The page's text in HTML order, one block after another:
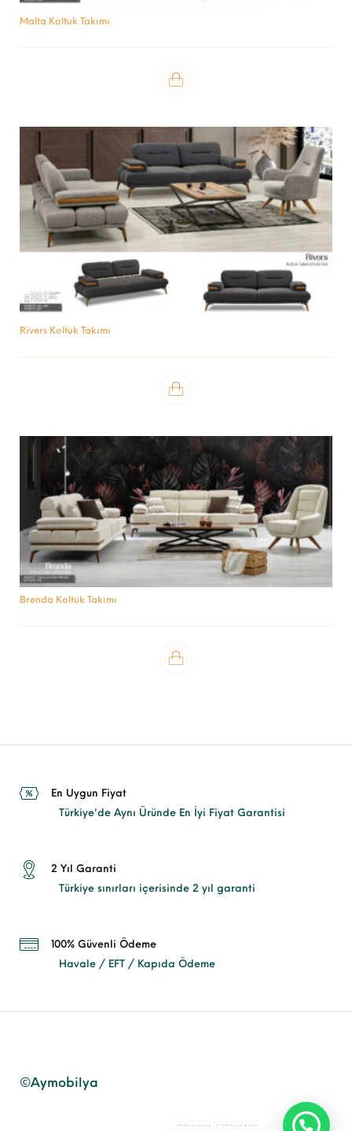
Malta Koltuk Takımı
Rivers Koltuk Takımı
Brenda Koltuk Takımı
En Uygun Fiyat
Türkiye'de Aynı Üründe En İyi Fiyat Garantisi
2 Yıl Garanti
Türkiye sınırları içerisinde 2 yıl garanti
100% Güvenli Ödeme
Havale / EFT / Kapıda Ödeme
©Aymobilya
Mesaj Gönder